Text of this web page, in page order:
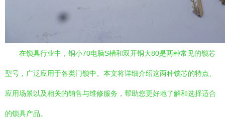
在锁具行业中，铜小70电脑S槽和双开铜大80是两种常见的锁芯
型号，广泛应用于各类门锁中。本文将详细介绍这两种锁芯的特点、
应用场景以及相关的销售与维修服务，帮助您更好地了解和选择适合
的锁具产品。